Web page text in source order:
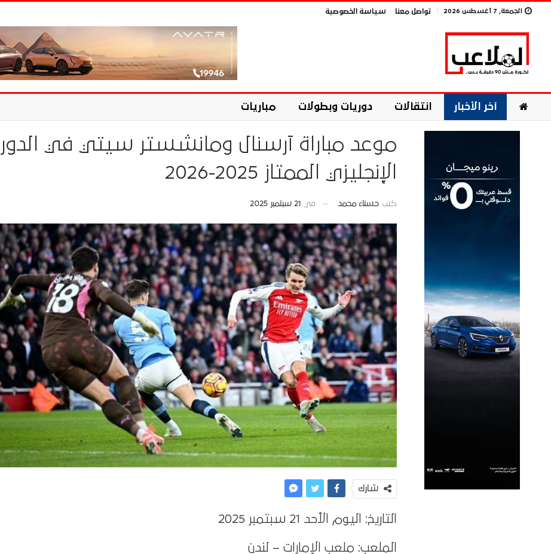
الجمعة, 7 أغسطس 2026 تواصل معنا سياسة الخصوصية
آخر الأخبار انتقالات دوريات وبطولات مباريات
موعد مباراة آرسنال ومانشستر سيتي في
الإنجليزي الممتاز 2025-2026
كتب حسناء محمد في 21 سبتمبر 2025
شارك
التاريخ: اليوم الأحد 21 سبتمبر 2025
الملعب: ملعب الإمارات – لندن